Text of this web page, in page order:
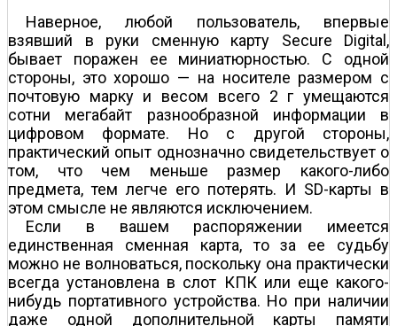
Наверное, любой пользователь, впервые
взявший в руки сменную карту Secure Digital,
бывает поражен ее миниатюрностью. С одной
стороны, это хорошо — на носителе размером с
почтовую марку и весом всего 2 г умещаются
сотни мегабайт разнообразной информации в
цифровом формате. Но с другой стороны,
практический опыт однозначно свидетельствует о
том, что чем меньше размер какого-либо
предмета, тем легче его потерять. И SD-карты в
этом смысле не являются исключением.
Если в вашем распоряжении имеется
единственная сменная карта, то за ее судьбу
можно не волноваться, поскольку она практически
всегда установлена в слот КПК или еще какого-
нибудь портативного устройства. Но при наличии
даже одной дополнительной карты памяти